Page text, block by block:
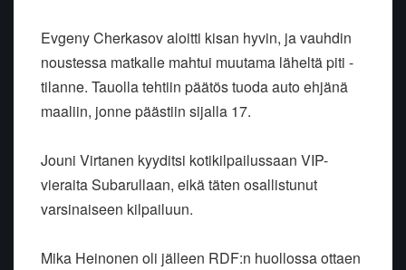
Evgeny Cherkasov aloitti kisan hyvin, ja vauhdin
noustessa matkalle mahtui muutama läheltä piti -
tilanne. Tauolla tehtiin päätös tuoda auto ehjänä
maaliin, jonne päästiin sijalla 17.
Jouni Virtanen kyyditsi kotikilpailussaan VIP-
vieraita Subarullaan, eikä täten osallistunut
varsinaiseen kilpailuun.
Mika Heinonen oli jälleen RDF:n huollossa ottaen